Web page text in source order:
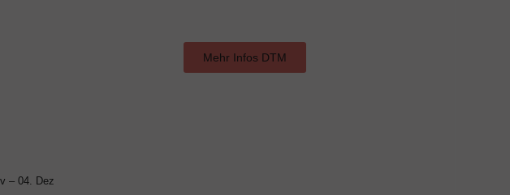
Mehr Infos DTM
– 04. Dez